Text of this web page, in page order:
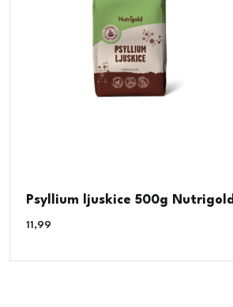
Psyllium ljuskice 500g Nutrigold
11,99